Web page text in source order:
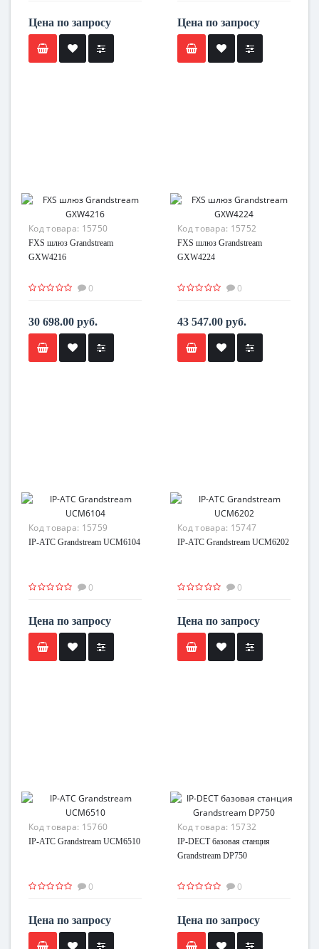
Цена по запросу Цена по запросу
Код товара: 15750
FXS шлюз Grandstream
GXW4216
0
30 698.00 руб.
Код товара: 15752
FXS шлюз Grandstream
GXW4224
0
43 547.00 руб.
Код товара: 15759
IP-ATC Grandstream UCM6104
0
Цена по запросу
Код товара: 15747
IP-ATC Grandstream UCM6202
0
Цена по запросу
Код товара: 15760
IP-ATC Grandstream UCM6510
0
Цена по запросу
Код товара: 15732
IP-DECT базовая станция
Grandstream DP750
0
Цена по запросу